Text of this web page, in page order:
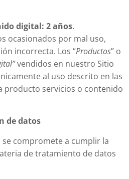
digital: 2 años.
ocasionados por mal uso,
incorrecta. Los “Productos” o
vendidos en nuestro Sitio
al uso descrito en las
producto servicios o contenido
de datos
se compromete a cumplir la
de tratamiento de datos